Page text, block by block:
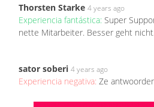
Thorsten Starke 4 years ago
Experiencia fantástica: Super
nette Mitarbeiter. Besser geht
sator soberi 4 years ago
Experiencia negativa: Ze